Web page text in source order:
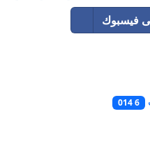
فيسبوك
6 014